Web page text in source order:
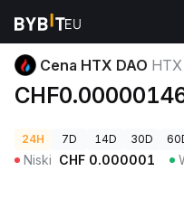
Ceny kryptowalut Cena HTX
Cena HTX DAO HTX
24H 7D 14D 30D
Niski CHF 0.000001